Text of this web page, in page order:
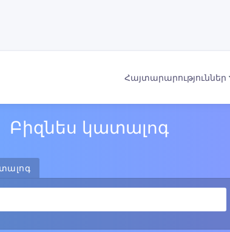
Հայտարարություններ
Բիզնես կատալոգ